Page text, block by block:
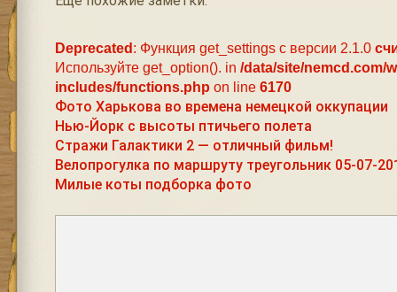
Deprecated : Функция get_settings с версии 2.1.0
Используйте get_option(). in /data/site/nemcd.com/
includes/functions.phpon line 6170
Фото Харькова во времена немецкой оккупации
Нью-Йорк с высоты птичьего полета
Стражи Галактики 2 — отличный фильм!
Велопрогулка по маршруту треугольник 05-07-
Милые коты подборка фото